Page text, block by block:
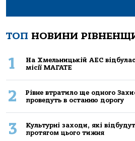
ТОП НОВИНИ
1
На Хмельницькій АЕС
місії МАГАТЕ
2
Рівне втратило ще одного
проведуть в останню дорогу
3
Культурні заходи, які
протягом цього тижня